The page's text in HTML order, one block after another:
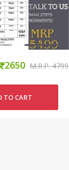
2650 M.R.P. 4799
TO CART